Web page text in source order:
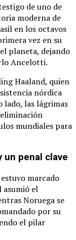
de uno de
moderna de
en los octavos
vez en su
planeta, dejando
Ancelotti.
Haaland, quien
nórdica
lado, las lágrimas
mundiales para
un penal clave
marcado
asumió el
Noruega se
por su
el pilar